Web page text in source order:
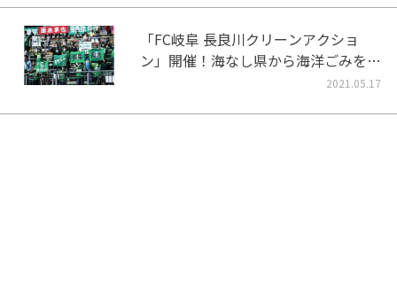
「FC岐阜 長良川クリーンアクショ
ン」開催！海なし県から海洋ごみをな
2021.05.17